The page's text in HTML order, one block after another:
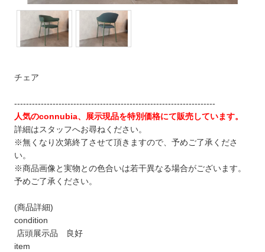
チェア
--------------------------------------------------------------------
人気のconnubia、展示現品を特別価格にて販売しています。
詳細はスタッフへお尋ねください。
※無くなり次第終了させて頂きますので、予めご了承くださ
い。
※商品画像と実物との色合いは若干異なる場合がございます。
予めご了承ください。
(商品詳細)
condition
店頭展示品 良好
item